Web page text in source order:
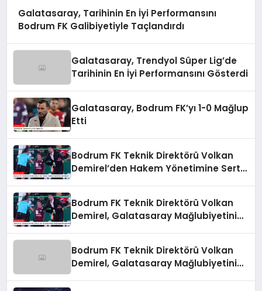
Galatasaray, Tarihinin En İyi Performansını
Bodrum FK Galibiyetiyle Taçlandırdı
Galatasaray, Trendyol Süper Lig’de
Tarihinin En İyi Performansını Gösterdi
Galatasaray, Bodrum FK’yı 1-0 Mağlup
Etti
Bodrum FK Teknik Direktörü Volkan
Demirel’den Hakem Yönetimine Sert
Bodrum FK Teknik Direktörü Volkan
Demirel, Galatasaray Mağlubiyetini
Bodrum FK Teknik Direktörü Volkan
Demirel, Galatasaray Mağlubiyetini